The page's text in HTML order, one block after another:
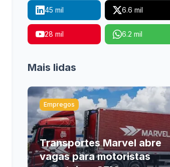
45 mil 6.6 mil
28 mil 6.2 mil
Mais lidas
Empregos
Transportes Marvel abre
vagas para motoristas